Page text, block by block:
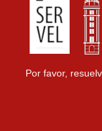
Por favor,